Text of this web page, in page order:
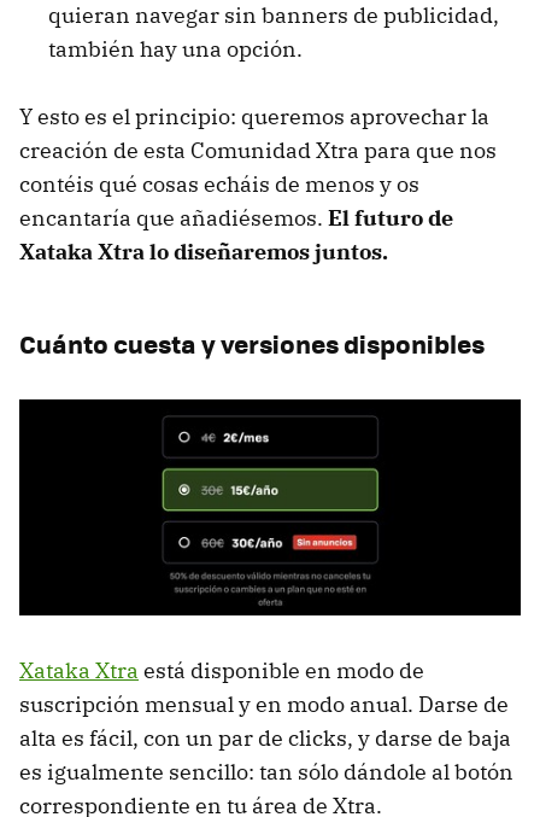
quieran navegar sin banners de publicidad,
también hay una opción.
Y esto es el principio: queremos aprovechar la
creación de esta Comunidad Xtra para que nos
contéis qué cosas echáis de menos y os
encantaría que añadiésemos. El futuro de
Xataka Xtra lo diseñaremos juntos.
Cuánto cuesta y versiones disponibles
Xataka Xtra está disponible en modo de
suscripción mensual y en modo anual. Darse de
alta es fácil, con un par de clicks, y darse de baja
es igualmente sencillo: tan sólo dándole al botón
correspondiente en tu área de Xtra.